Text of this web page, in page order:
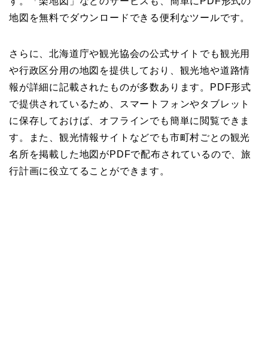
地図を無料でダウンロードできる便利なツールです。
さらに、北海道庁や観光協会の公式サイトでも観光用
や行政区分用の地図を提供しており、観光地や道路情
報が詳細に記載されたものが多数あります。PDF形式
で提供されているため、スマートフォンやタブレット
に保存しておけば、オフラインでも簡単に閲覧できま
す。また、観光情報サイトなどでも市町村ごとの観光
名所を掲載した地図がPDFで配布されているので、旅
行計画に役立てることができます。